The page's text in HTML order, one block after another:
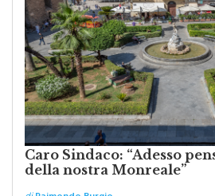
Caro Sindaco: “Adesso
della nostra Monreale”